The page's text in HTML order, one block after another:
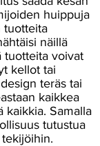
huippuja
tuotteita
näillä
tuotteita voivat
kellot tai
teräs tai
kaikkea
kaikkia. Samalla
tutustua